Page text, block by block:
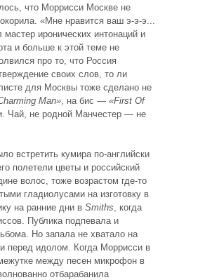
что Моррисси Москве не
«Мне нравится ваш э-э-э...
иронических интонаций и
и больше к этой теме не
про то, что Россия
своих слов, то ли
для Москвы тоже сделано не
Man», на бис — «First Of
Чай, не родной Манчестер — не
встретить кумира по-английски
полетели цветы и российский
волос, тоже возрастом где-то
гладиолусами на изготовку в
на ранние дни в Smiths, когда
Публика подпевала и
Но запала не хватало на
перед идолом. Когда Моррисси в
между песен микрофон в
отбарабанила